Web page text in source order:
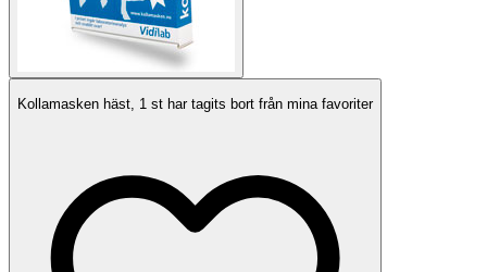
Kollamasken häst, 1 st har tagits bort från mina favoriter